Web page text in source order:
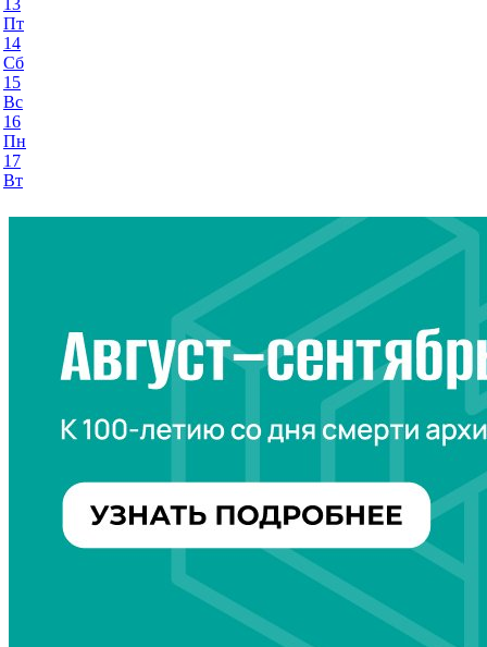
13
Пт
14
Сб
15
Вс
16
Пн
17
Вт